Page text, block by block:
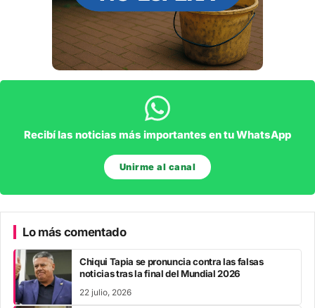
Recibí las noticias más importantes en tu WhatsApp
Unirme al canal
Lo más comentado
Chiqui Tapia se pronuncia contra las falsas
noticias tras la final del Mundial 2026
22 julio, 2026